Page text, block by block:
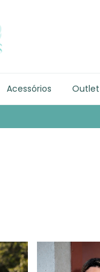
Acessórios Outlet
Entre no nosso